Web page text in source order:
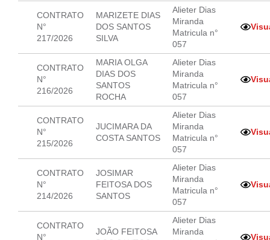
CONTRATO
N°
217/2026
MARIZETE DIAS
DOS SANTOS
SILVA
Alieter Dias
Miranda
Matricula n°
057
CONTRATO
N°
216/2026
MARIA OLGA
DIAS DOS
SANTOS
ROCHA
Alieter Dias
Miranda
Matricula n°
057
CONTRATO
N°
215/2026
JUCIMARA DA
COSTA SANTOS
Alieter Dias
Miranda
Matricula n°
057
CONTRATO
N°
214/2026
JOSIMAR
FEITOSA DOS
SANTOS
Alieter Dias
Miranda
Matricula n°
057
CONTRATO
N°
JOÃO FEITOSA
Alieter Dias
Miranda